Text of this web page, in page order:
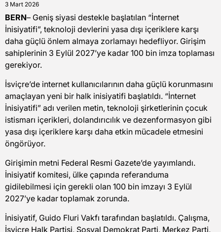
3 Mart 2026
BERN– Geniş siyasi destekle başlatılan “İnternet
İnisiyatifi”, teknoloji devlerini yasa dışı içeriklere karşı
daha güçlü önlem almaya zorlamayı hedefliyor. Girişim
sahiplerinin 3 Eylül 2027’ye kadar 100 bin imza toplaması
gerekiyor.
İsviçre’de internet kullanıcılarının daha güçlü korunmasını
amaçlayan yeni bir halk inisiyatifi başlatıldı. “İnternet
İnisiyatifi” adı verilen metin, teknoloji şirketlerinin çocuk
istismarı içerikleri, dolandırıcılık ve dezenformasyon gibi
yasa dışı içeriklere karşı daha etkin mücadele etmesini
öngörüyor.
Girişimin metni Federal Resmi Gazete’de yayımlandı.
İnisiyatif komitesi, ülke çapında referanduma
gidilebilmesi için gerekli olan 100 bin imzayı 3 Eylül
2027’ye kadar toplamak zorunda.
İnisiyatif, Guido Fluri Vakfı tarafından başlatıldı. Çalışma,
İsviçre Halk Partisi, Sosyal Demokrat Parti, Merkez Parti,